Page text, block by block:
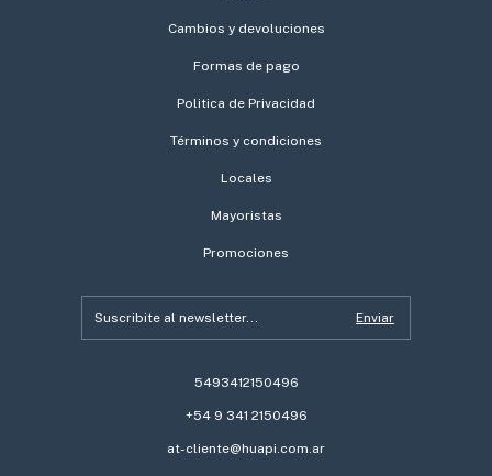
Cambios y devoluciones
Formas de pago
Politica de Privacidad
Términos y condiciones
Locales
Mayoristas
Promociones
5493412150496
+54 9 341 2150496
at-cliente@huapi.com.ar